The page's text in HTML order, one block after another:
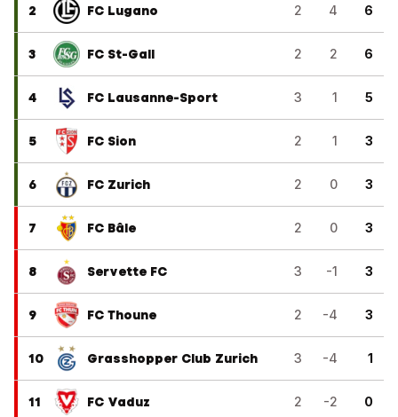
2 FC Lugano 2 4 6
3 FC St-Gall 2 2 6
4 FC Lausanne-Sport 3 1 5
5 FC Sion 2 1 3
6 FC Zurich 2 0 3
7 FC Bâle 2 0 3
8 Servette FC 3 -1 3
9 FC Thoune 2 -4 3
10 Grasshopper Club Zurich 3 -4 1
11 FC Vaduz 2 -2 0